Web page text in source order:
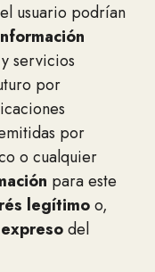
usuario podrían
servicios
por
por
o cualquier
para este
legítimoo,
del